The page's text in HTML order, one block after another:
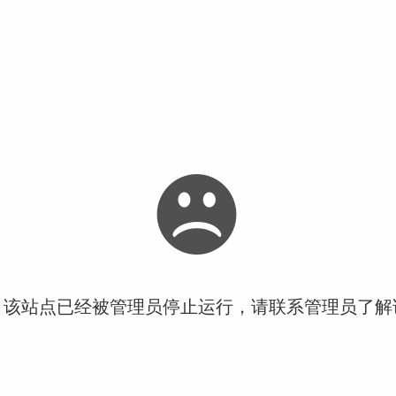
站点已经被管理员停止运行，请联系管理员了